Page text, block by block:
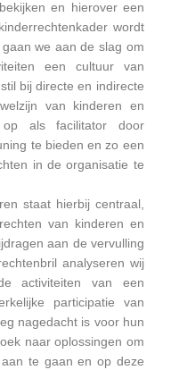
en hierover een
wordt
we aan de slag om
een cultuur van
bij directe en indirecte
van kinderen en
als facilitator door
te bieden en zo een
in de organisatie te
staat hierbij centraal,
van kinderen en
aan de vervulling
analyseren wij
activiteiten van een
participatie van
nagedacht is voor hun
naar oplossingen om
te gaan en op deze